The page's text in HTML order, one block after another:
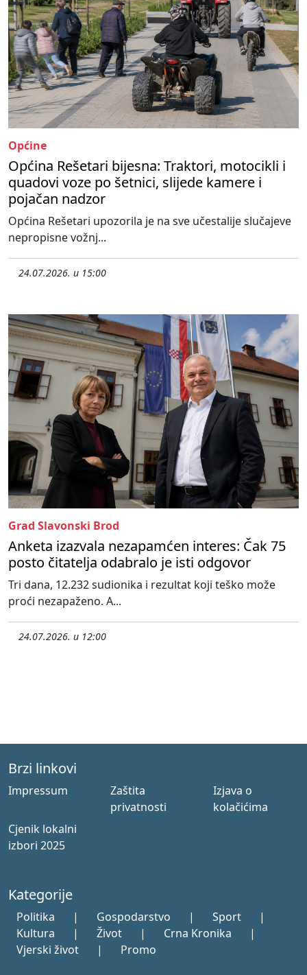
Općine
Općina Rešetari bijesna: Traktori, motocikli i
quadovi voze po šetnici, slijede kamere i
pojačan nadzor
Općina Rešetari upozorila je na sve učestalije slučajeve
nepropisne vožnj...
24.07.2026. u 15:00
Grad Slavonski Brod
Anketa izazvala nezapamćen interes: Čak 75
posto čitatelja odabralo je isti odgovor
Tri dana, 12.232 sudionika i rezultat koji teško može
proći nezapaženo. A...
24.07.2026. u 12:00
Brzi linkovi
Impressum
Zaštita
privatnosti
Izjava o
kolačićima
Cjenik lokalni
izbori 2025
Kategorije
Politika | Gospodarstvo | Sport
|
Kultura
| Život | Crna Kronika
|
Vjerski život
| Promo